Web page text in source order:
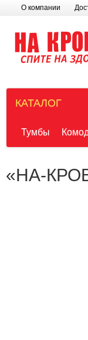
О компании
КАТАЛОГ
Тумбы
«НА-